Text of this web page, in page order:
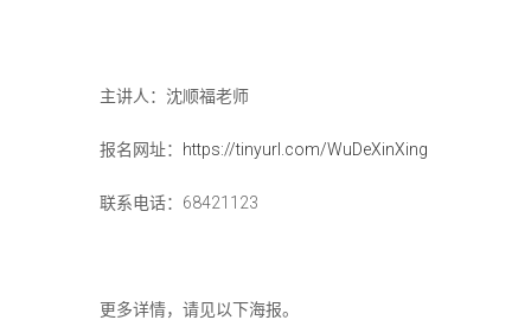
主讲人：沈顺福老师
报名网址： https://tinyurl.com/WuDeXinXing
联系电话：68421123
更多详情，请见以下海报。